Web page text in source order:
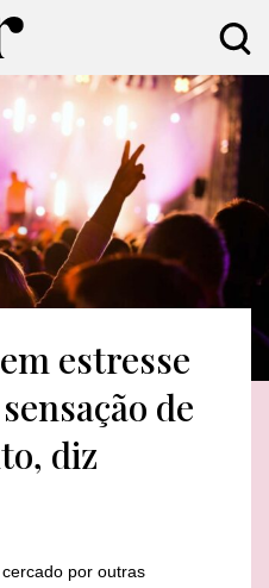
estresse
de
diz
por outras